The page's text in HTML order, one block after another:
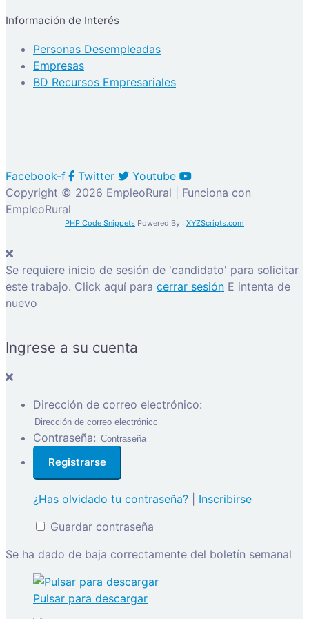
Información de Interés
Personas Desempleadas
Empresas
BD Recursos Empresariales
Facebook-f Twitter
Youtube
Copyright © 2026 EmpleoRural | Funciona con
EmpleoRural
PHP Code Snippets Powered By : XYZScripts.com
Se requiere inicio de sesión de 'candidato' para solicitar
este trabajo. Click aquí para cerrar sesión E intenta de
nuevo
Ingrese a su cuenta
Dirección de correo electrónico:
Contraseña:
¿Has olvidado tu contraseña?
Inscribirse
Guardar contraseña
Se ha dado de baja correctamente del boletín semanal
Pulsar para descargar